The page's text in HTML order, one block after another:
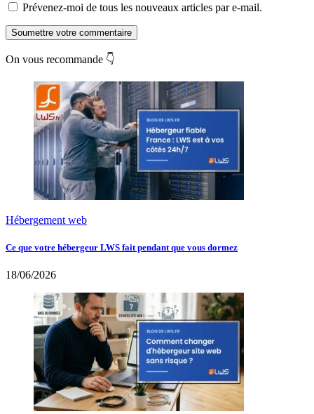
Prévenez-moi de tous les nouveaux articles par e-mail.
Soumettre votre commentaire
On vous recommande 👇
Hébergement web
Ce que votre hébergeur LWS fait pendant que vous dormez
18/06/2026